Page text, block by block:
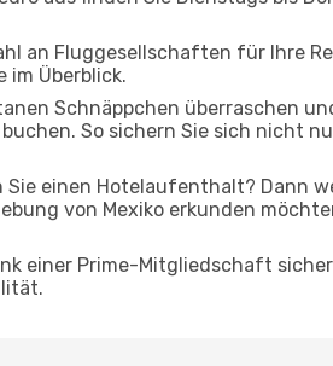
an Fluggesellschaften für Ihre
im Überblick.
Schnäppchen überraschen
So sichern Sie sich nicht
Sie einen Hotelaufenthalt? Dann
von Mexiko erkunden
einer Prime-Mitgliedschaft